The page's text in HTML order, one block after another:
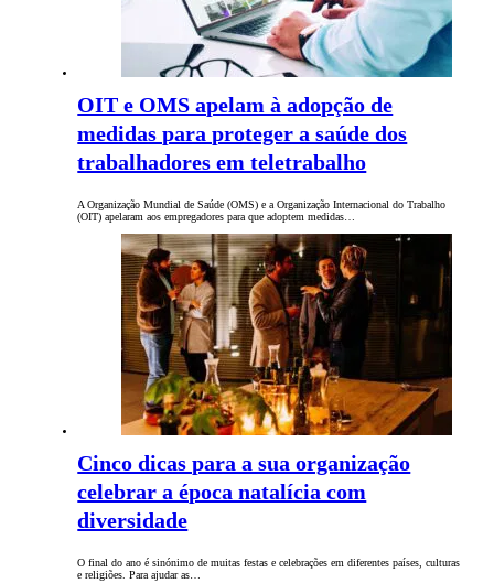
OIT e OMS apelam à adopção de
medidas para proteger a saúde dos
trabalhadores em teletrabalho
A Organização Mundial de Saúde (OMS) e a Organização Internacional do Trabalho
(OIT) apelaram aos empregadores para que adoptem medidas…
Cinco dicas para a sua organização
celebrar a época natalícia com
diversidade
O final do ano é sinónimo de muitas festas e celebrações em diferentes países, culturas
e religiões. Para ajudar as…